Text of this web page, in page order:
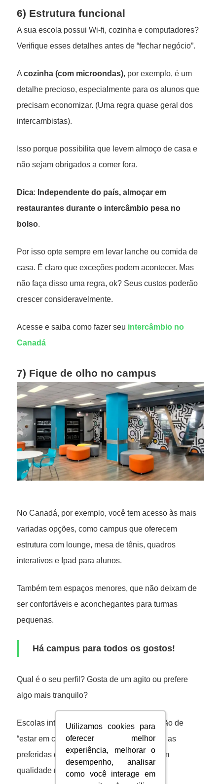
Utilizamos cookies para
oferecer melhor
experiência, melhorar o
desempenho, analisar
como você interage em
Utilizamos cookies para
oferecer melhor
experiência, melhorar o
desempenho, analisar
como você interage em
6) Estrutura funcional
A sua escola possui Wi-fi, cozinha e computadores?
Verifique esses detalhes antes de “fechar negócio”.
Acozinha (com microondas), por exemplo, é um
detalhe precioso, especialmente para os alunos que
precisam economizar. (Uma regra quase geral dos
intercambistas).
Isso porque possibilita que levem almoço de casa e
não sejam obrigados a comer fora.
Dica: Independente do país, almoçar em
restaurantes durante o intercâmbio pesa no
bolso.
Por isso opte sempre em levar lanche ou comida de
casa. É claro que exceções podem acontecer. Mas
não faça disso uma regra, ok? Seus custos poderão
crescer consideravelmente.
Acesse e saiba como fazer seu intercâmbio no
Canadá
7) Fique de olho no campus
No Canadá, por exemplo, você tem acesso às mais
variadas opções, como campus que oferecem
estrutura com lounge, mesa de tênis, quadros
interativos e Ipad para alunos.
Também tem espaços menores, que não deixam de
ser confortáveis e aconchegantes para turmas
pequenas.
Há campus para todos os gostos!
Qual é o seu perfil? Gosta de um agito ou prefere
algo mais tranquilo?
Escolas intimistas que dão aquela sensação de
“estar em casa”, na maioria das vezes, são as
preferidas dos intercambistas que priorizam
qualidade no ensino.